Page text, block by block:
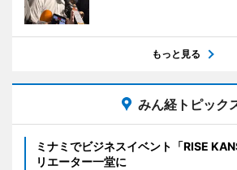
もっと見る
みん経トピック
ミナミでビジネスイベント「RISE
リエーター一堂に